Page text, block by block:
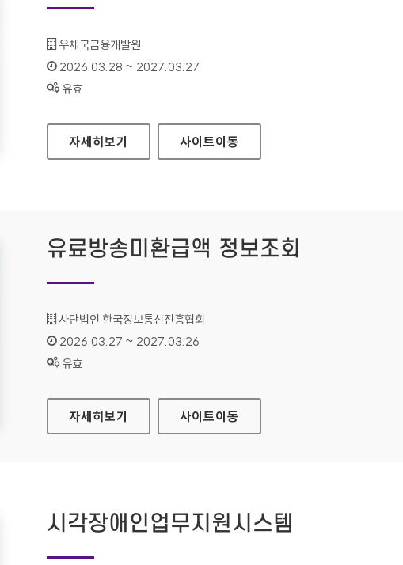
기관명 :
우체국금융개발원
인증기간 :
2026.03.28 ~ 2027.03.27
상태 :
유효
우체국금융개발원
자세히보기 사이트이동
유료방송미환급액 정보조회
기관명 :
사단법인 한국정보통신진흥협회
인증기간 :
2026.03.27 ~ 2027.03.26
상태 :
유효
유료방송미환급액 정보조회
자세히보기 사이트이동
시각장애인업무지원시스템